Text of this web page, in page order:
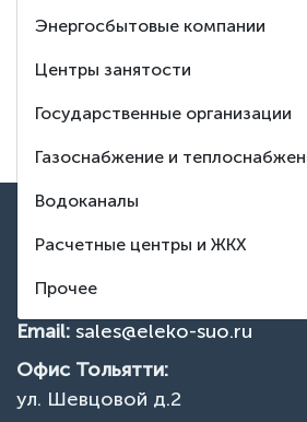
Энергосбытовые компании
Центры занятости
Государственные организации
Газоснабжение и
Водоканалы
Расчетные центры и ЖКХ
Прочее
Тех.
Контакты
Телефон:
Email: sales@eleko-suo.ru
Офис Тольятти:
ул. Шевцовой д.2